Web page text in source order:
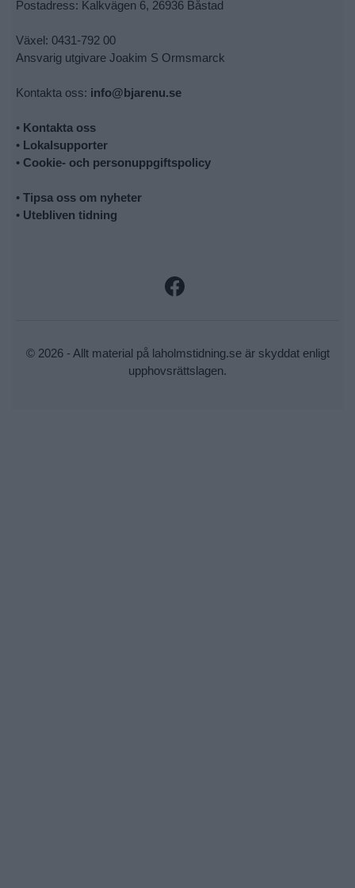
Postadress: Kalkvägen 6, 26936 Båstad
Växel: 0431-792 00
Ansvarig utgivare Joakim S Ormsmarck
Kontakta oss: info@bjarenu.se
• Kontakta oss
• Lokalsupporter
• Cookie- och personuppgiftspolicy
• Tipsa oss om nyheter
• Utebliven tidning
© 2026 - Allt material på laholmstidning.se är skyddat enligt
upphovsrättslagen.